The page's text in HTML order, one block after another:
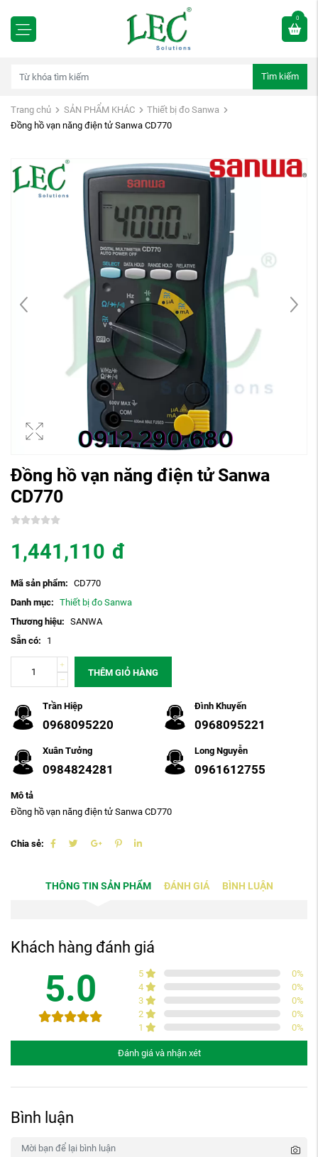
0
Tìm kiếm
Trang chủ SẢN PHẨM KHÁC
Thiết bị đo Sanwa
Đồng hồ vạn năng điện tử Sanwa CD770
Đồng hồ vạn năng điện tử Sanwa
CD770
1,441,110 đ
Mã sản phẩm: CD770
Danh mục: Thiết bị đo Sanwa
Thương hiệu: SANWA
Sẵn có:
1
THÊM GIỎ HÀNG
Trần Hiệp
0968095220
Đình Khuyến
0968095221
Xuân Tưởng
0984824281
Long Nguyễn
0961612755
Mô tả
Đồng hồ vạn năng điện tử Sanwa CD770
Chia sẻ:
THÔNG TIN SẢN PHẨM ĐÁNH GIÁ BÌNH LUẬN
Khách hàng đánh giá
5.0 5 0%
4
0%
3
0%
2
0%
1
0%
Đánh giá và nhận xét
Bình luận